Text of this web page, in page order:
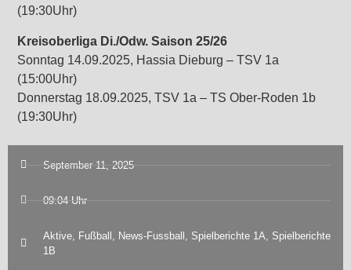
September 11, 2025
09:04 Uhr
Aktive Fußball News-Fussball Spielberichte 1A
Spielberichte
1B
(19:30Uhr)
Kreisoberliga Di./Odw. Saison 25/26
Sonntag 14.09.2025, Hassia Dieburg – TSV 1a
(15:00Uhr)
Donnerstag 18.09.2025, TSV 1a – TS Ober-Roden 1b
(19:30Uhr)